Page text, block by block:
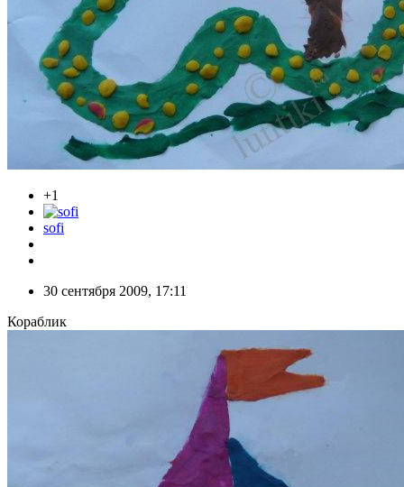
+1
sofi
30 сентября 2009, 17:11
Кораблик